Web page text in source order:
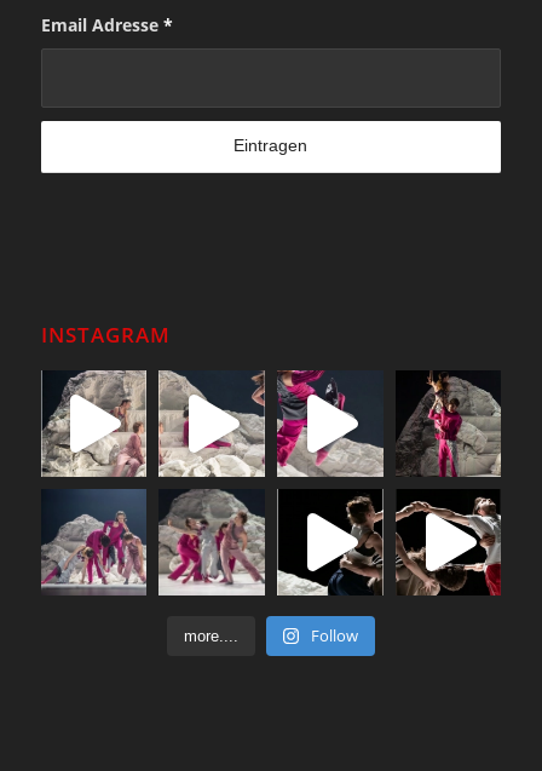
Email Adresse *
INSTAGRAM
more.... Follow